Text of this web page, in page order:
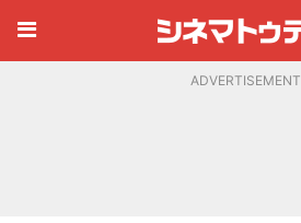
ADVERTISEMENT